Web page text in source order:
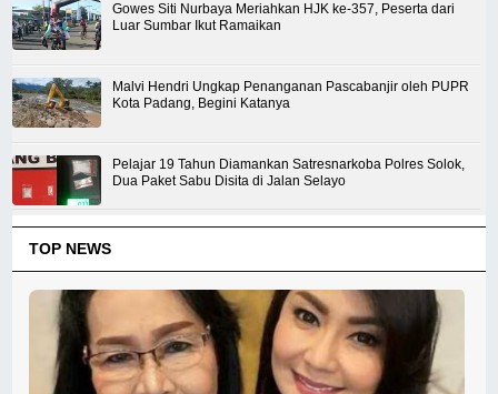
Gowes Siti Nurbaya Meriahkan HJK ke-357, Peserta dari
Luar Sumbar Ikut Ramaikan
Malvi Hendri Ungkap Penanganan Pascabanjir oleh PUPR
Kota Padang, Begini Katanya
Pelajar 19 Tahun Diamankan Satresnarkoba Polres Solok,
Dua Paket Sabu Disita di Jalan Selayo
TOP NEWS